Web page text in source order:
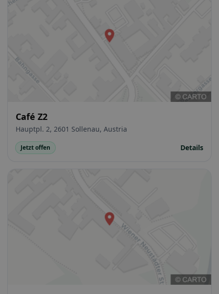
Café Z2
Hauptpl. 2, 2601 Sollenau, Austria
Jetzt offen Details